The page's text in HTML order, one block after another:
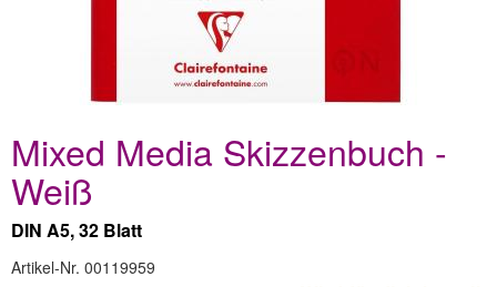
Mixed Media Skizzenbuch -
Weiß
DIN A5, 32 Blatt
Artikel-Nr. 00119959